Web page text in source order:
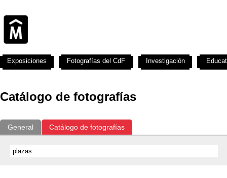
Catálogo de fotografías
General Catálogo de fotografías
Exposiciones Fotografías del CdF Investigación